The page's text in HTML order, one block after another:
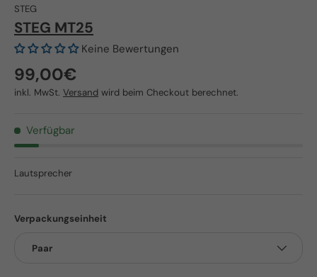
STEG
STEG MT25
Keine Bewertungen
Normaler Preis
99,00€
inkl. MwSt. Versand wird beim Checkout berechnet.
Verfügbar
Lautsprecher
Verpackungseinheit
Paar